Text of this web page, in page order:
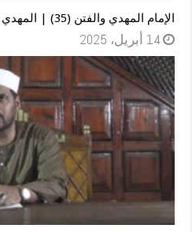
الإمام المهدي والفتن (35) | المهدي باحث مع الباحثين
14 أبريل، 2025